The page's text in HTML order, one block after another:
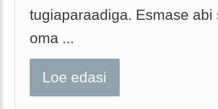
tugiaparaadiga. Esmase abi
oma ...
Loe edasi